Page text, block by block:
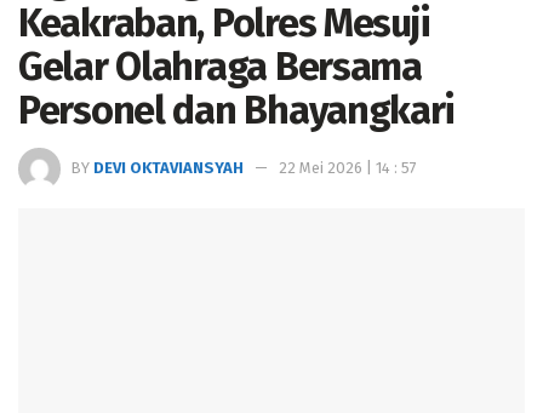
Keakraban, Polres Mesuji
Gelar Olahraga Bersama
Personel dan Bhayangkari
BY DEVI OKTAVIANSYAH 22 Mei 2026 | 14 : 57